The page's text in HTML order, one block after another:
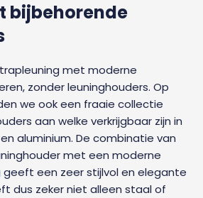
bijbehorende
met moderne
zonder leuninghouders. Op
we ook een fraaie collectie
aan welke verkrijgbaar zijn in
aluminium. De combinatie van
met een moderne
een zeer stijlvol en elegante
dus zeker niet alleen staal of